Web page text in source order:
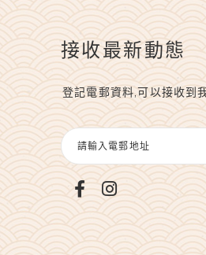
接收最新動態
登記電郵資料,可以接收到